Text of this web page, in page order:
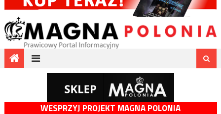
WESPRZYJ PROJEKT MAGNA POLONIA